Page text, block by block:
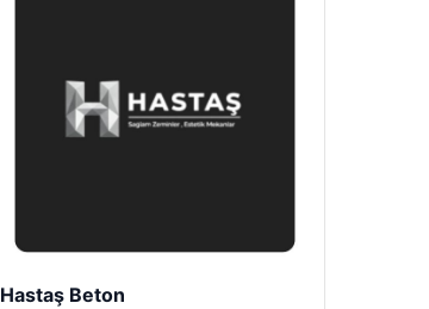
Enes Kaplan Avukatlık Bürosu